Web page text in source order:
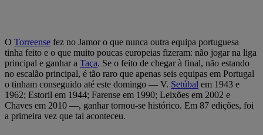
O Torreense fez no Jamor o que nunca outra equipa portuguesa
tinha feito e o que muito poucas europeias fizeram: não jogar na liga
principal e ganhar a Taça. Se o feito de chegar à final, não estando
no escalão principal, é tão raro que apenas seis equipas em Portugal
o tinham conseguido até este domingo — V. Setúbal em 1943 e
1962; Estoril em 1944; Farense em 1990; Leixões em 2002 e
Chaves em 2010 —, ganhar tornou-se histórico. Em 87 edições, foi
a primeira vez que tal aconteceu.